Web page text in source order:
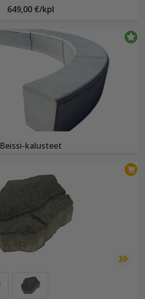
649,00 €/kpl
Beissi-kalusteet